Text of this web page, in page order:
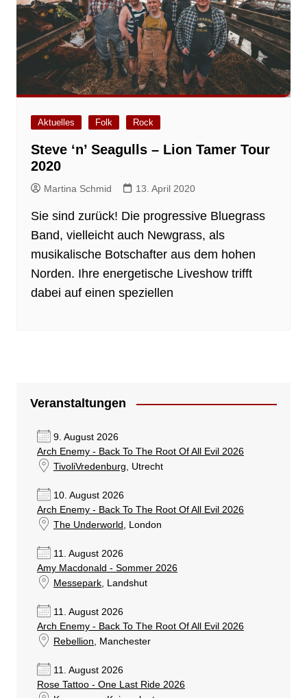
Aktuelles Folk Rock
Steve ‘n’ Seagulls – Lion Tamer Tour
2020
Martina Schmid 13. April 2020
Sie sind zurück! Die progressive Bluegrass
Band, vielleicht auch Newgrass, als
musikalische Botschafter aus dem hohen
Norden. Ihre energetische Liveshow trifft
dabei auf einen speziellen
Veranstaltungen
9. August 2026
Arch Enemy - Back To The Root Of All Evil 2026
TivoliVredenburg, Utrecht
10. August 2026
Arch Enemy - Back To The Root Of All Evil 2026
The Underworld , London
11. August 2026
Amy Macdonald - Sommer 2026
Messepark, Landshut
11. August 2026
Arch Enemy - Back To The Root Of All Evil 2026
Rebellion, Manchester
11. August 2026
Rose Tattoo - One Last Ride 2026